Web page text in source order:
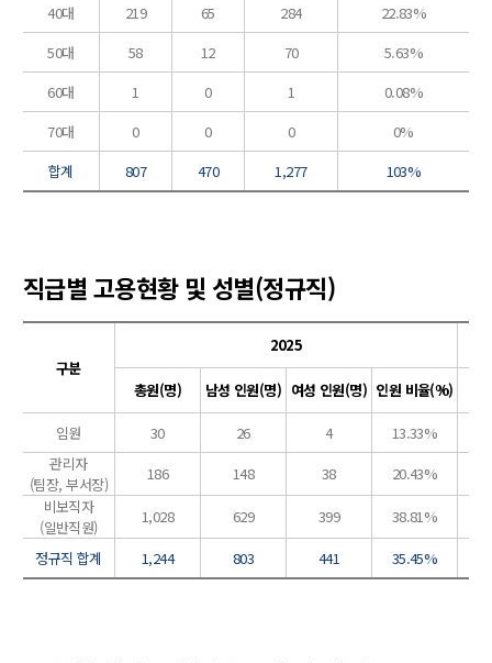
40대
219 65 284
22.83%
50대
58 12 70
5.63%
60대
1 0 1
0.08%
70대
0 0 0
0%
합계
807 470 1,277 103%
직급별 고용현황 및 성별(정규직)
구분
2025
총원(명) 남성 인원(명) 여성 인원(명) 인원 비율(%)
임원 30 26 4
13.33%
관리자
(팀장, 부서장)
186 148 38 20.43%
비보직자
(일반직원)
1,028 629 399 38.81%
정규직 합계
1,244 803 441 35.45%